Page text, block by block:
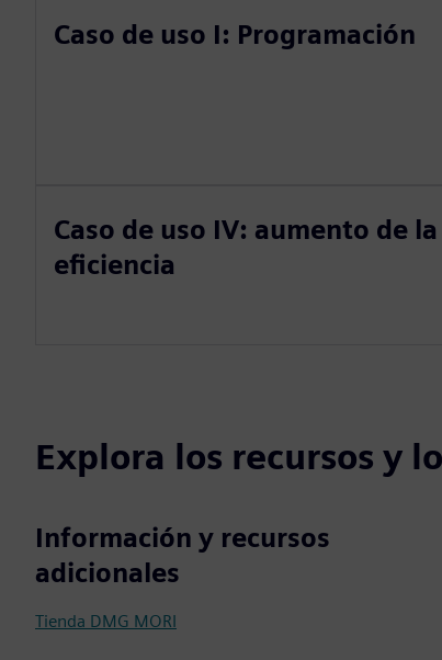
Caso de uso I: Programación
Caso de uso IV: aumento de la
eficiencia
Explora los recursos y
Información y recursos
adicionales
Tienda DMG MORI